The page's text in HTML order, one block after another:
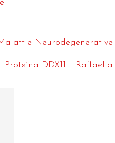
Neurodegenerative
Proteina DDX11